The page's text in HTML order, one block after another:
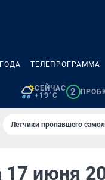
ТЕЛЕПРОГРАММА
СЕЙЧАС
+19°C
2
Летчики пропавшего
17 июня